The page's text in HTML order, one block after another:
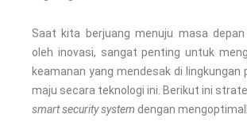
Saat kita berjuang menuju masa
oleh inovasi, sangat penting untuk
keamanan yang mendesak di lingkungan
maju secara teknologi ini. Berikut ini
smart security system dengan